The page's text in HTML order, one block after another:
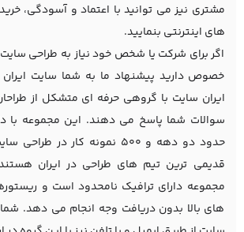
مشتری نیز می توانید با اعتماد و آسودگی،
های اینترنتی بنمایید.
اگر برای شرکت یا شخص خود نیاز به طراحی
خصوص دارید پیشنهاد ما به شما سایت
ایران سایت با گروهی حرفه ای متشکل از
سوالات شما پاسخ می دهند. این مجموعه با
حدود دو دهه و 500 نمونه کار در
قدیمی ترین تیم های طراحی در ایران
مجموعه دارای ترافیک نامحدود است و
های بالا بدون دریافت وجه انجام می دهد. شما